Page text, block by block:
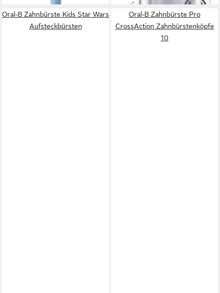
Oral-B Zahnbürste Kids Star Wars
Aufsteckbürsten
Oral-B Zahnbürste Pro
CrossAction Zahnbürstenköpfe
10